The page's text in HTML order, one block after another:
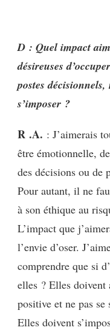
D : Quel impact
désireuses
postes décisionnels,
s’imposer ?
R .A. : J’aimerais
être émotionnelle,
des décisions ou de
Pour autant, il ne
à son éthique au
L’impact que
l’envie d’oser.
comprendre que si
elles ? Elles doivent
positive et ne pas se
Elles doivent